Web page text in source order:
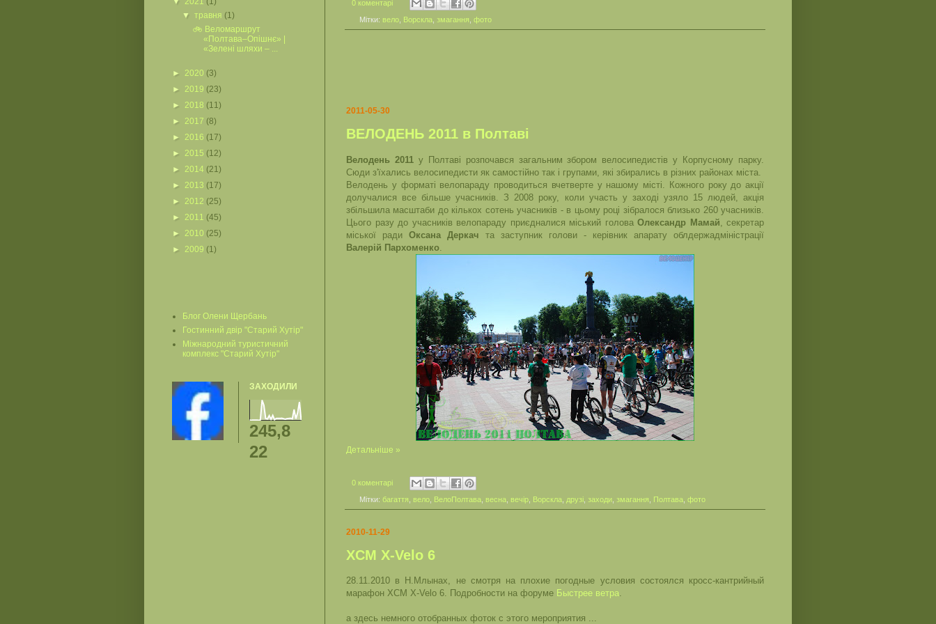
0 коментарі
Мітки: вело, Ворскла, змагання, фото
2011-05-30
ВЕЛОДЕНЬ 2011 в Полтаві
Велодень 2011 у Полтаві розпочався загальним збором велосипедистів у Корпусному парку.
Сюди з'їхались велосипедисти як самостійно так і групами, які збирались в різних районах міста.
Велодень у форматі велопараду проводиться вчетверте у нашому місті. Кожного року до акції
долучалися все більше учасників. З 2008 року, коли участь у заході узяло 15 людей, акція
збільшила масштаби до кількох сотень учасників - в цьому році зібралося близько 260 учасників.
Цього разу до учасників велопараду приєдналися міський голова Олександр Мамай , секретар
міської ради Оксана Деркач та заступник голови - керівник апарату облдержадміністрації
Валерій Пархоменко
Детальніше »
0 коментарі
Мітки: багаття вело, ВелоПолтава весна вечір, Ворскла друзі, заходи, змагання Полтава фото
2010-11-29
XCM Х-Velo 6
28.11.2010 в Н.Млынах, не смотря на плохие погодные условия состоялся кросс-кантрийный
марафон XCM Х-Velo 6. Подробности на форуме Быстрее ветра.
а здесь немного отобранных фоток с этого мероприятия ...
▼травня (1)
🚲 Веломаршрут
«Полтава–Опішнє» |
«Зелені шляхи – ...
► 2020 (3)
► 2019 (23)
► 2018 (11)
► 2017 (8)
► 2016 (17)
► 2015 (12)
► 2014 (21)
► 2013 (17)
► 2012 (25)
► 2011 (45)
► 2010 (25)
► 2009 (1)
Блог Олени Щербань
Гостинний двір "Старий Хутір"
Міжнародний туристичний
комплекс "Старий Хутір"
ЗАХОДИЛИ
245,8
22